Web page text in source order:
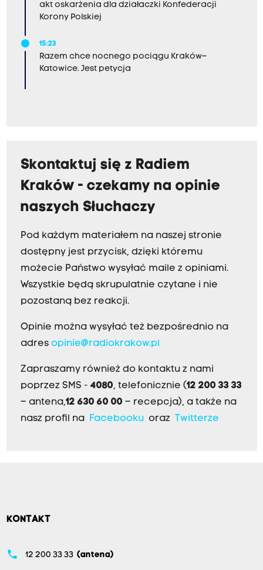
akt oskarżenia dla działaczki Konfederacji
Korony Polskiej
15:23
Razem chce nocnego pociągu Kraków–
Katowice. Jest petycja
Skontaktuj się z Radiem
Kraków - czekamy na opinie
naszych Słuchaczy
Pod każdym materiałem na naszej stronie
dostępny jest przycisk, dzięki któremu
możecie Państwo wysyłać maile z opiniami.
Wszystkie będą skrupulatnie czytane i nie
pozostaną bez reakcji.
Opinie można wysyłać też bezpośrednio na
adres opinie@radiokrakow.pl
Zapraszamy również do kontaktu z nami
poprzez SMS - 4080, telefonicznie (12 200 33 33
– antena,12 630 60 00 – recepcja), a także na
nasz profil na Facebookuoraz Twitterze
KONTAKT
phone 12 200 33 33 (antena)